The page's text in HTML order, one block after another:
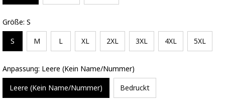
Größe: S
S M L XL 2XL 3XL 4XL 5XL
Anpassung: Leere (Kein Name/Nummer)
Leere (Kein Name/Nummer) Bedruckt